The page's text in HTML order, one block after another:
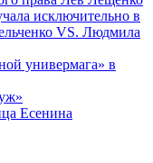
исключительно в
VS. Людмила
универмага» в
Есенина